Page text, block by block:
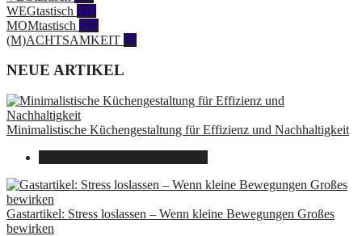
WEGtastisch 171
MOMtastisch 328
(M)ACHTSAMKEIT 28
NEUE ARTIKEL
Minimalistische Küchengestaltung für Effizienz und Nachhaltigkeit
Gastartikel: Stress loslassen – Wenn kleine Bewegungen Großes
bewirken